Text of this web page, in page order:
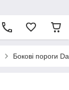
Бокові пороги